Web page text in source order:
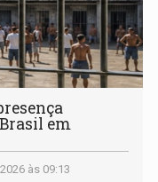
em
às 09:13